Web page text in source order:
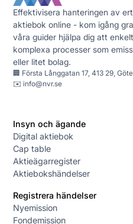
Effektivisera hanteringen av
aktiebok online - kom igång
våra guider hjälpa dig att
komplexa processer som
eller litet bolag.
🏢 Första Långgatan 17, 413 29,
✉️info@nvr.se
Insyn och ägande
Digital aktiebok
Cap table
Aktieägarregister
Aktiebokshändelser
Registrera händelser
Nyemission
Fondemission